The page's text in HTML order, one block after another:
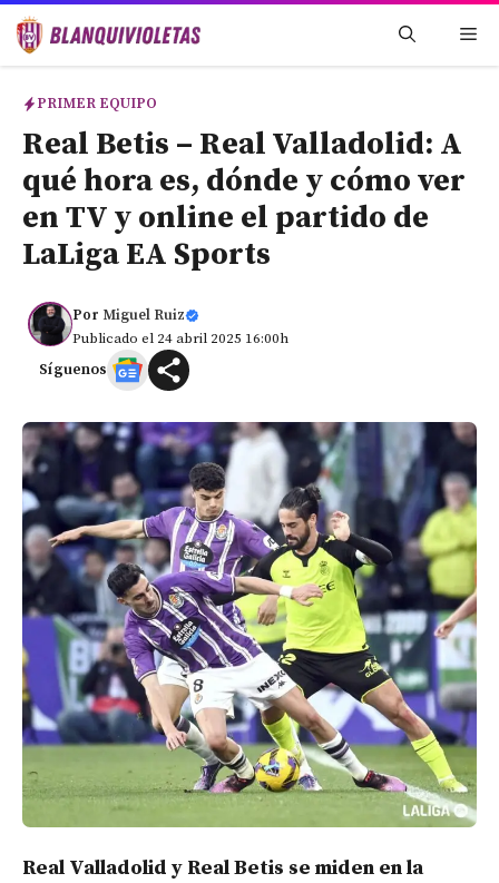
Saltar
PRIMER EQUIPO
Real Betis – Real Valladolid: A
qué hora es, dónde y cómo ver
en TV y online el partido de
LaLiga EA Sports
Por Miguel Ruiz
Publicado el 24 abril 2025 16:00h
Síguenos
Real Valladolid y Real Betis se miden en la